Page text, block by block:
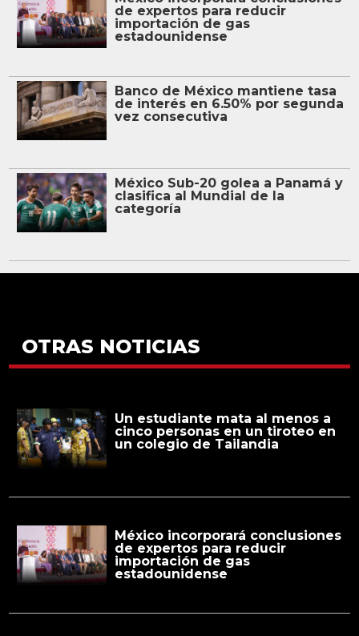
de expertos para reducir
importación de gas
estadounidense
Banco de México mantiene tasa
de interés en 6.50% por segunda
vez consecutiva
México Sub-20 golea a Panamá y
clasifica al Mundial de la
categoría
OTRAS NOTICIAS
Un estudiante mata al menos a
cinco personas en un tiroteo en
un colegio de Tailandia
México incorporará conclusiones
de expertos para reducir
importación de gas
estadounidense